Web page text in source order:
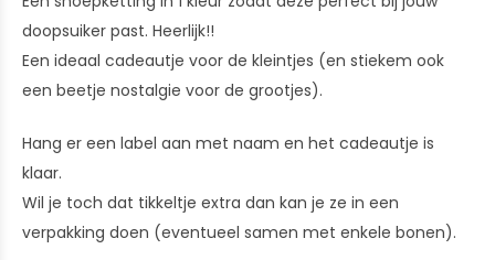
doopsuiker past. Heerlijk!!
Een ideaal cadeautje voor de kleintjes (en stiekem ook
een beetje nostalgie voor de grootjes).
Hang er een label aan met naam en het cadeautje is
klaar.
Wil je toch dat tikkeltje extra dan kan je ze in een
verpakking doen (eventueel samen met enkele bonen).